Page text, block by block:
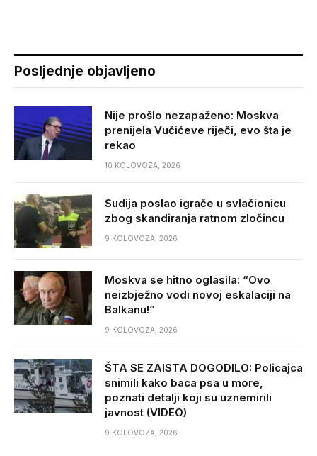
Posljednje objavljeno
Nije prošlo nezapaženo: Moskva
prenijela Vučićeve riječi, evo šta je
rekao
10 KOLOVOZA, 2026
Sudija poslao igrače u svlačionicu
zbog skandiranja ratnom zločincu
9 KOLOVOZA, 2026
Moskva se hitno oglasila: “Ovo
neizbježno vodi novoj eskalaciji na
Balkanu!”
9 KOLOVOZA, 2026
ŠTA SE ZAISTA DOGODILO: Policajca
snimili kako baca psa u more,
poznati detalji koji su uznemirili
javnost (VIDEO)
9 KOLOVOZA, 2026